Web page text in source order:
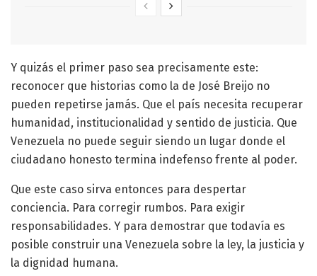
Y quizás el primer paso sea precisamente este:
reconocer que historias como la de José Breijo no
pueden repetirse jamás. Que el país necesita recuperar
humanidad, institucionalidad y sentido de justicia. Que
Venezuela no puede seguir siendo un lugar donde el
ciudadano honesto termina indefenso frente al poder.
Que este caso sirva entonces para despertar
conciencia. Para corregir rumbos. Para exigir
responsabilidades. Y para demostrar que todavía es
posible construir una Venezuela sobre la ley, la justicia y
la dignidad humana.